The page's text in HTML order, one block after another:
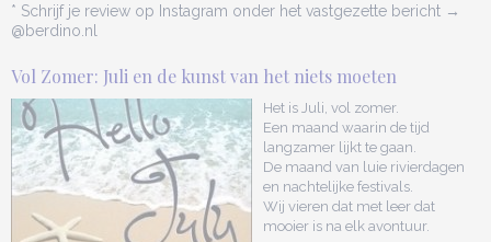
* Schrijf je review op Instagram onder het vastgezette bericht →
@berdino.nl
Vol Zomer: Juli en de kunst van het niets moeten
Het is Juli, vol zomer.
Een maand waarin de tijd
langzamer lijkt te gaan.
De maand van luie rivierdagen
en nachtelijke festivals.
Wij vieren dat met leer dat
mooier is na elk avontuur.